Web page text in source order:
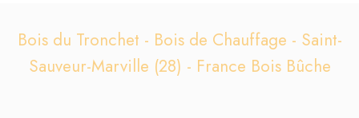
Bois du Tronchet - Bois de Chauffage - Saint-
Sauveur-Marville (28) - France Bois Bûche